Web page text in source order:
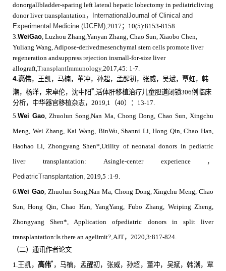
donorgallbladder-sparing left lateral hepatic lobectomy in pediatricliving
donor liver transplantation ，
InternationalJournal of Clinical and
Experimental Medicine (IJCEM), 2017 ； 10(5):8153-8158.
3. WeiGao , Luzhou Zhang,Yanyan Zhang, Chao Sun, Xiaobo Chen,
Yuliang Wang, Adipose-derivedmesenchymal stem cells promote liver
regeneration andsuppress rejection insmall-for-size liver
allograft TransplantImmunology,2017,45: 1-7.
4.高伟，王凯，马楠，董冲，孙超，孟醒初，张威，吴斌，覃虹，韩
潮，杨洋，宋卓伦，沈中阳*,活体肝移植治疗儿童胆道闭锁306例临床
分析，中华器官移植杂志， 2019,1 （40）： 13-17.
5.Wei Gao, Zhuolun Song,Nan Ma, Chong Dong, Chao Sun, Xingchu
Meng, Wei Zhang, Kai Wang, BinWu, Shanni Li, Hong Qin, Chao Han,
Haohao Li, Zhongyang Shen*,Utility of neonatal donors in pediatric
liver transplantation: Asingle-center experience ，
PediatricTransplantation, 2019,5 :1-9.
6.Wei Gao, Zhuolun Song,Nan Ma, Chong Dong, Xingchu Meng, Chao
Sun, Hong Qin, Chao Han, YangYang, Fubo Zhang, Weiping Zheng,
Zhongyang Shen*, Application ofpediatric donors in split liver
transplantation:Is there an agelimit?,AJT， 2020,3:817-824.
（二）通讯作者论文
1.王凯， 高伟* ，马楠，孟醒初，张威，孙超，董冲，吴斌，韩潮，覃